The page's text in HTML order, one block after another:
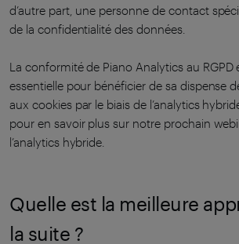
d’autre part, une personne de contact
de la confidentialité des données.
La conformité de Piano Analytics au RGPD
essentielle pour bénéficier de sa dispense
aux cookies par le biais de l’analytics
pour en savoir plus sur notre prochain
l’analytics hybride.
Quelle est la meilleure
la suite ?